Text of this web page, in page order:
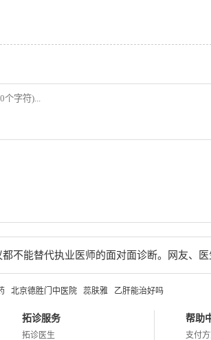
不能替代执业医师的面对面诊断。网友、
北京德胜门中医院 蕊肤雅 乙肝能治好吗
拓诊服务
拓诊医生
帮助
支付